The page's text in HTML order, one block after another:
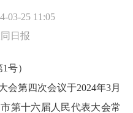
03-25 11:05
日报
1号）
会第四次会议于2024年3月
第十六届人民代表大会常